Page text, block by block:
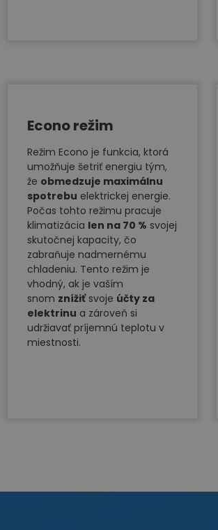
Econo režim
Režim Econo je funkcia, ktorá
umožňuje šetriť energiu tým,
že obmedzuje maximálnu
spotrebu elektrickej energie.
Počas tohto režimu pracuje
klimatizácia len na 70 % svojej
skutočnej kapacity, čo
zabraňuje nadmernému
chladeniu. Tento režim je
vhodný, ak je vaším
snom znížiťsvoje účty za
elektrinu a zároveň si
udržiavať príjemnú teplotu v
miestnosti.